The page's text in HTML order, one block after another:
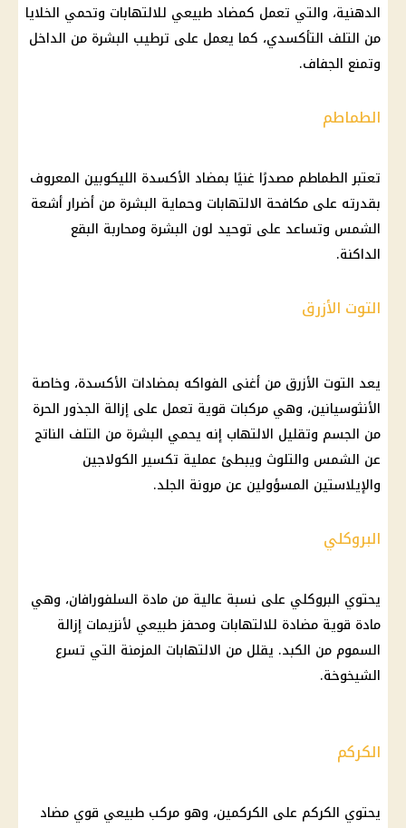
الدهنية، والتي تعمل كمضاد طبيعي للالتهابات وتحمي الخلايا
من التلف التأكسدي، كما يعمل على ترطيب البشرة من الداخل
وتمنع الجفاف.
الطماطم
تعتبر الطماطم مصدرًا غنيًا بمضاد الأكسدة الليكوبين المعروف
بقدرته على مكافحة الالتهابات وحماية البشرة من أضرار أشعة
الشمس وتساعد على توحيد لون البشرة ومحاربة البقع
الداكنة.
التوت الأزرق
يعد التوت الأزرق من أغنى الفواكه بمضادات الأكسدة، وخاصة
الأنثوسيانين، وهي مركبات قوية تعمل على إزالة الجذور الحرة
من الجسم وتقليل الالتهاب إنه يحمي البشرة من التلف الناتج
عن الشمس والتلوث ويبطئ عملية تكسير الكولاجين
والإيلاستين المسؤولين عن مرونة الجلد.
البروكلي
يحتوي البروكلي على نسبة عالية من مادة السلفورافان، وهي
مادة قوية مضادة للالتهابات ومحفز طبيعي لأنزيمات إزالة
السموم من الكبد. يقلل من الالتهابات المزمنة التي تسرع
الشيخوخة.
الكركم
يحتوي الكركم على الكركمين، وهو مركب طبيعي قوي مضاد